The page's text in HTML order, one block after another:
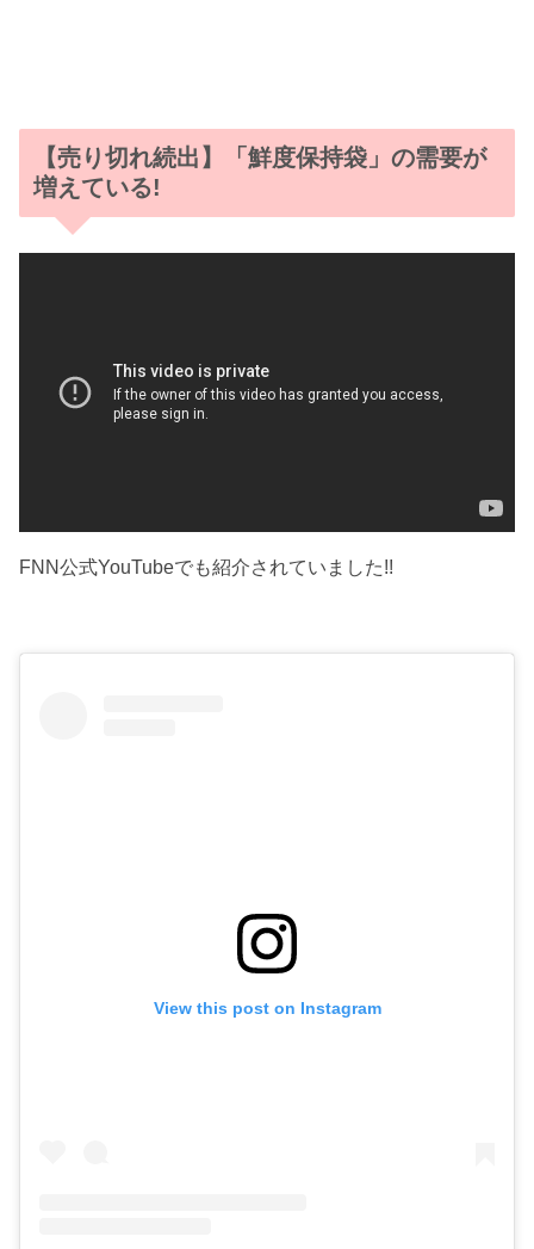
【売り切れ続出】「鮮度保持袋」の需要が
増えている!
FNN公式YouTubeでも紹介されていました!!
View this post on Instagram